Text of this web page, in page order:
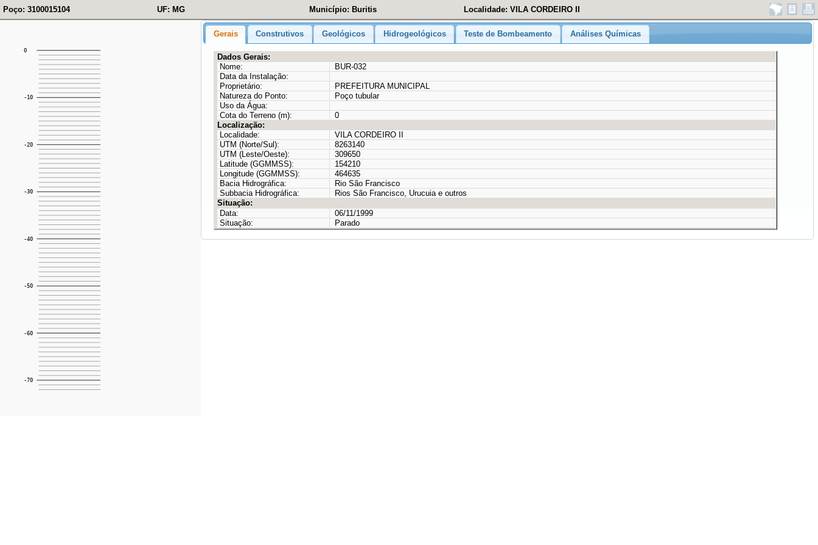
Poço: 3100015104 UF: MG Município: Buritis Localidade: VILA CORDEIRO II
Gerais Construtivos Geológicos Hidrogeológicos Teste de Bombeamento Análises Químicas
Dados Gerais:
Nome:
BUR-032
Data da Instalação:
Proprietário:
PREFEITURA MUNICIPAL
Natureza do Ponto:
Poço tubular
Uso da Água:
Cota do Terreno (m):
0
Localização:
Localidade:
VILA CORDEIRO II
UTM (Norte/Sul):
8263140
UTM (Leste/Oeste):
309650
Latitude (GGMMSS):
154210
Longitude (GGMMSS):
464635
Bacia Hidrográfica:
Rio São Francisco
Subbacia Hidrográfica:
Rios São Francisco, Urucuia e outros
Situação:
Data:
06/11/1999
Situação:
Parado